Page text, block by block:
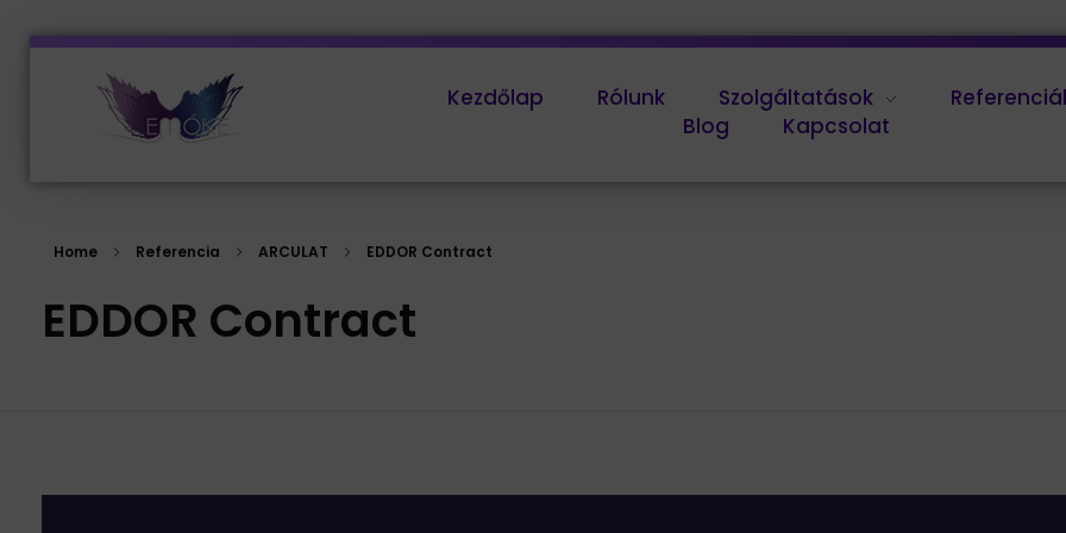
Kezdőlap Rólunk Szolgáltatások
Blog
Kapcsolat
Home Referencia ARCULAT EDDOR Contract
EDDOR Contract